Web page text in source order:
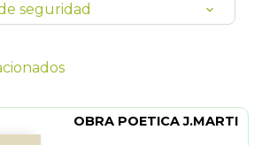
seguridad
OBRA POETICA J.MARTI